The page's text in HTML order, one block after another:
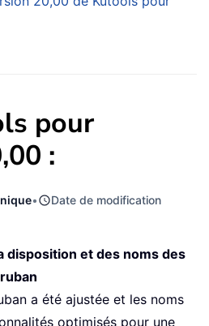
pour
:
•
Date de modification
disposition et des noms des
a été ajustée et les noms
optimisés pour une